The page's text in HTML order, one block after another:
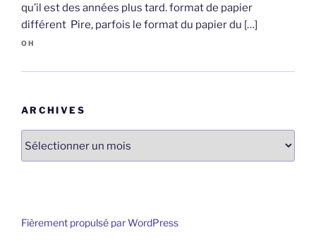
qu’il est des années plus tard. format de papier
différent Pire, parfois le format du papier du […]
OH
ARCHIVES
Fièrement propulsé par WordPress